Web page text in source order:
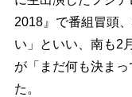
2018』で番組冒頭
い」といい、南も2
が「まだ何も決ま
た。